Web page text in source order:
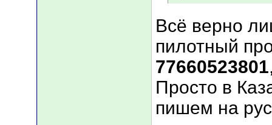
Всё верно
пилотный
77660523801
Просто в
пишем на